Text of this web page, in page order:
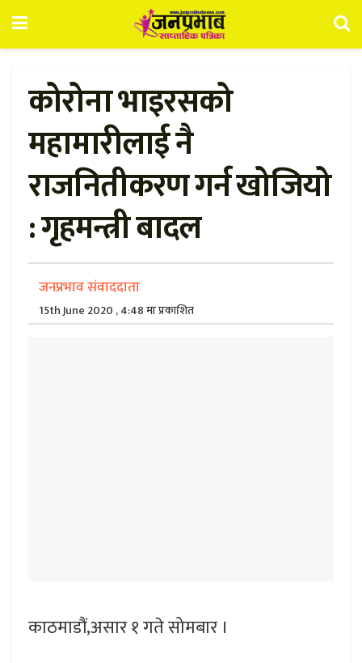
कोरोना भाइरसको
महामारीलाई नै
राजनितीकरण गर्न खोजियो
: गृहमन्त्री बादल
जनप्रभाव संवाददाता
15th June 2020 , 4:48 मा प्रकाशित
काठमाडौं,असार १ गते सोमबार ।